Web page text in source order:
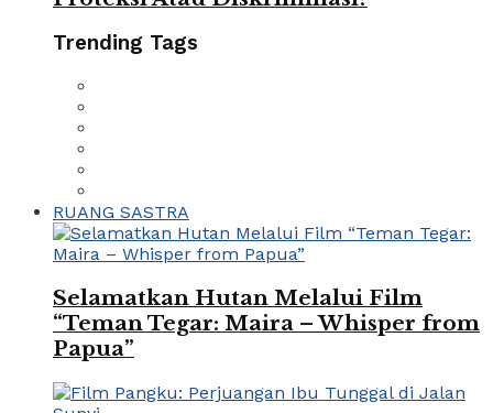
Trending Tags
RUANG SASTRA
Selamatkan Hutan Melalui Film
“Teman Tegar: Maira – Whisper from
Papua”